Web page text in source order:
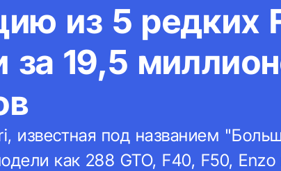
из 5 редких
за 19,5
известная под названием
как 288 GTO, F40, F50,